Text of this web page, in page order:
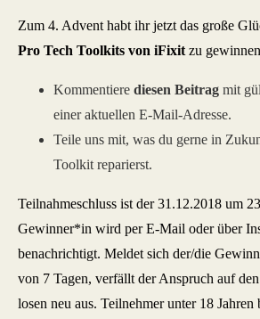
Zum 4. Advent habt ihr jetzt das große
Pro Tech Toolkits von iFixit zu
Kommentiere diesen Beitrag mit
einer aktuellen E-Mail-Adresse.
Teile uns mit, was du gerne in
Toolkit reparierst.
Teilnahmeschluss ist der 31.12.2018 um
Gewinner*in wird per E-Mail oder über
benachrichtigt. Meldet sich der/die
von 7 Tagen, verfällt der Anspruch auf
losen neu aus. Teilnehmer unter 18 Jahren